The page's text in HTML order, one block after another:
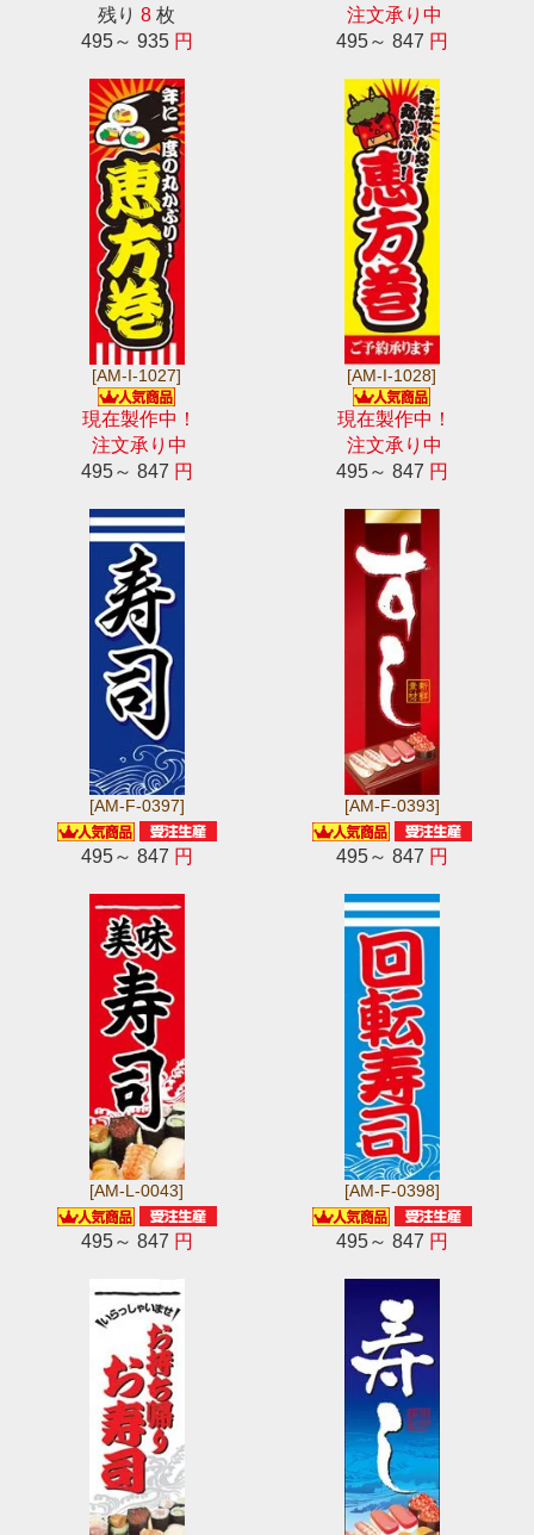
残り8 枚
495～ 935 円
注文承り中
495～ 847 円
[AM-I-1027]
現在製作中！
注文承り中
495～ 847 円
[AM-I-1028]
現在製作中！
注文承り中
495～ 847 円
[AM-F-0397]
495～ 847 円
[AM-F-0393]
495～ 847 円
[AM-L-0043]
495～ 847 円
[AM-F-0398]
495～ 847 円